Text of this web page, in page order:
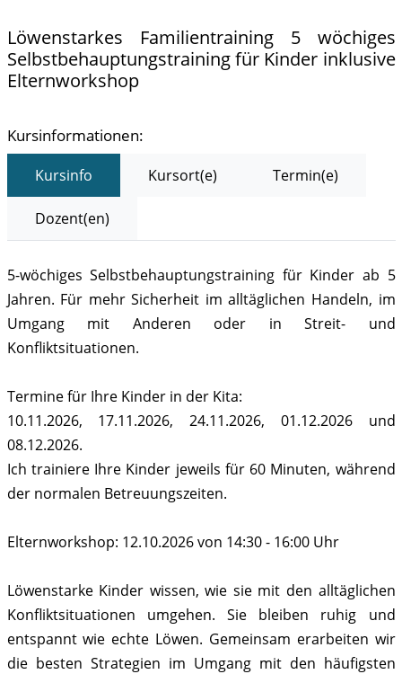
Löwenstarkes Familientraining 5 wöchiges
Selbstbehauptungstraining für Kinder inklusive
Elternworkshop
Kursinformationen:
Kursinfo Kursort(e) Termin(e)
Dozent(en)
5-wöchiges Selbstbehauptungstraining für Kinder ab 5
Jahren. Für mehr Sicherheit im alltäglichen Handeln, im
Umgang mit Anderen oder in Streit- und
Konfliktsituationen.
Termine für Ihre Kinder in der Kita:
10.11.2026, 17.11.2026, 24.11.2026, 01.12.2026 und
08.12.2026.
Ich trainiere Ihre Kinder jeweils für 60 Minuten, während
der normalen Betreuungszeiten.
Elternworkshop: 12.10.2026 von 14:30 - 16:00 Uhr
Löwenstarke Kinder wissen, wie sie mit den alltäglichen
Konfliktsituationen umgehen. Sie bleiben ruhig und
entspannt wie echte Löwen. Gemeinsam erarbeiten wir
die besten Strategien im Umgang mit den häufigsten